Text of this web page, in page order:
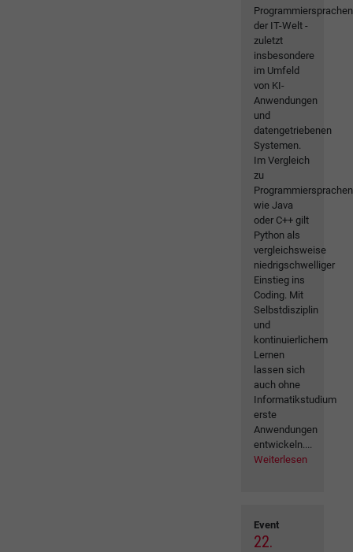
Programmiersprachen
der IT-Welt -
zuletzt
insbesondere
im Umfeld
von KI-
Anwendungen
und
datengetriebenen
Systemen.
Im Vergleich
zu
Programmiersprachen
wie Java
oder C++ gilt
Python als
vergleichsweise
niedrigschwelliger
Einstieg ins
Coding. Mit
Selbstdisziplin
und
kontinuierlichem
Lernen
lassen sich
auch ohne
Informatikstudium
erste
Anwendungen
entwickeln....
Weiterlesen
Event
22.